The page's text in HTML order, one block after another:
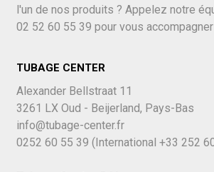
l'un de nos produits ? Appelez notre
02 52 60 55 39 pour vous accompagner
TUBAGE CENTER
Alexander Bellstraat 11
3261 LX Oud - Beijerland, Pays-Bas
info@tubage-center.fr
0252 60 55 39 (International +33 252